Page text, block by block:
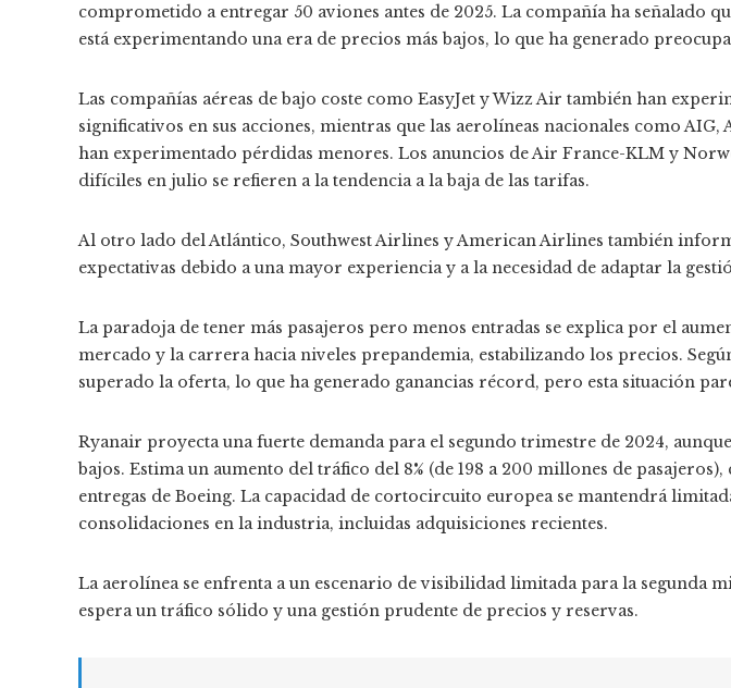
comprometido a entregar 50 aviones antes de 2025. La compañía ha señalado
está experimentando una era de precios más bajos, lo que ha generado
Las compañías aéreas de bajo coste como EasyJet y Wizz Air también han
significativos en sus acciones, mientras que las aerolíneas nacionales como AIG,
han experimentado pérdidas menores. Los anuncios de Air France-KLM y
difíciles en julio se refieren a la tendencia a la baja de las tarifas.
Al otro lado del Atlántico, Southwest Airlines y American Airlines también
expectativas debido a una mayor experiencia y a la necesidad de adaptar la
La paradoja de tener más pasajeros pero menos entradas se explica por el
mercado y la carrera hacia niveles prepandemia, estabilizando los precios.
superado la oferta, lo que ha generado ganancias récord, pero esta situación
Ryanair proyecta una fuerte demanda para el segundo trimestre de 2024,
bajos. Estima un aumento del tráfico del 8% (de 198 a 200 millones de
entregas de Boeing. La capacidad de cortocircuito europea se mantendrá
consolidaciones en la industria, incluidas adquisiciones recientes.
La aerolínea se enfrenta a un escenario de visibilidad limitada para la segunda
espera un tráfico sólido y una gestión prudente de precios y reservas.